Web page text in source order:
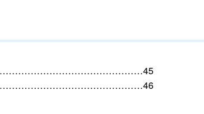
開発……………………………………………46